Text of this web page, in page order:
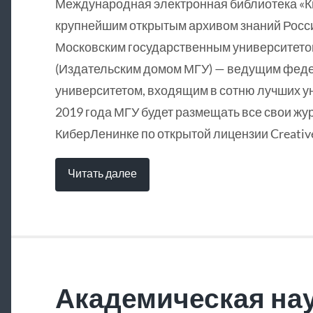
Международная электронная библиотека
крупнейшим открытым архивом знаний
Московским государственным
(Издательским домом МГУ) — ведущим
университетом, входящим в сотню лучших
2019 года МГУ будет размещать все свои
КиберЛенинке по открытой лицензии
Читать далее
Академическая